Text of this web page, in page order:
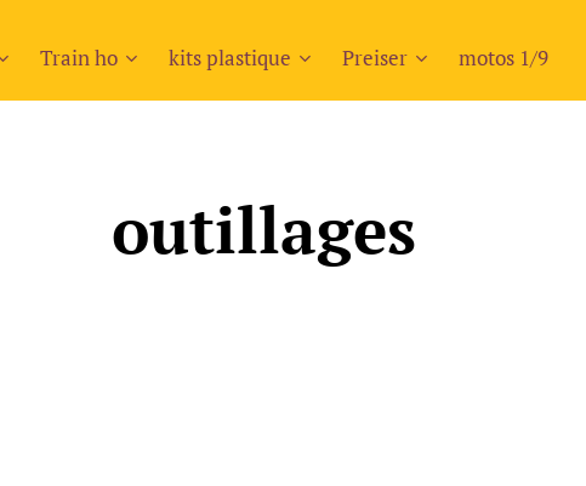
Train ho kits plastique Preiser motos 1/9
outillages